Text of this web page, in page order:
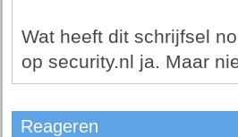
Wat heeft dit schrijfsel
op security.nl ja. Maar
Reageren